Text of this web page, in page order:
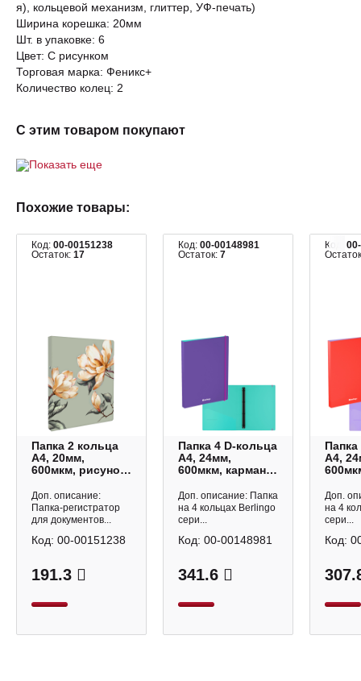
я), кольцевой механизм, глиттер, УФ-печать)
Ширина корешка: 20мм
Шт. в упаковке: 6
Цвет: С рисунком
Торговая марка: Феникс+
Количество колец: 2
С этим товаром покупают
Показать еще
Похожие товары:
Код: 00-00151238
Остаток: 17
Папка 2 кольца
А4, 20мм,
600мкм, рисунок
72242 Феникс+
Доп. описание:
Папка-регистратор
для документов...
191.3
Код: 00-00151238
Код: 00-00148981
Остаток: 7
Папка 4 D-кольца
А4, 24мм,
600мкм, карман
фиолетовый
"Raze"
RB4_4D152
Доп. описание: Папка
на 4 кольцах Berlingo
сери...
341.6
Код: 00-00148981
Код:
А4,
Доп.
на 4
сери...
Код: